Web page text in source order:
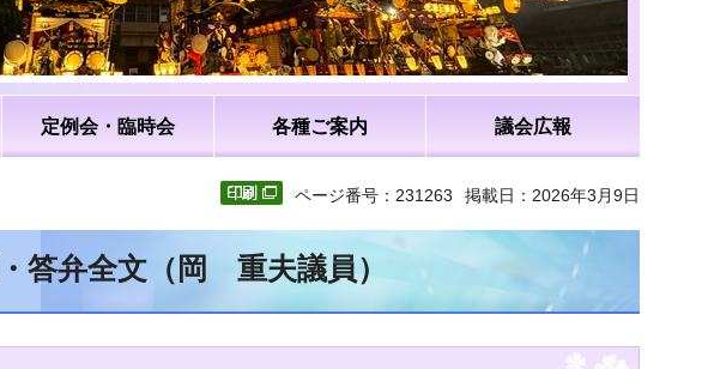
定例会・臨時会 各種ご案内 議会広報
ページ番号：231263 掲載日：2026年3月9日
答弁全文（岡 重夫議員）